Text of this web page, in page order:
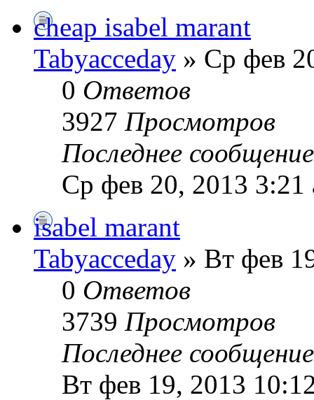
cheap isabel marant
Tabyacceday » Ср фев
0 Ответов
3927 Просмотров
Последнее
Ср фев 20, 2013 3:21
isabel marant
Tabyacceday » Вт фев
0 Ответов
3739 Просмотров
Последнее
Вт фев 19, 2013